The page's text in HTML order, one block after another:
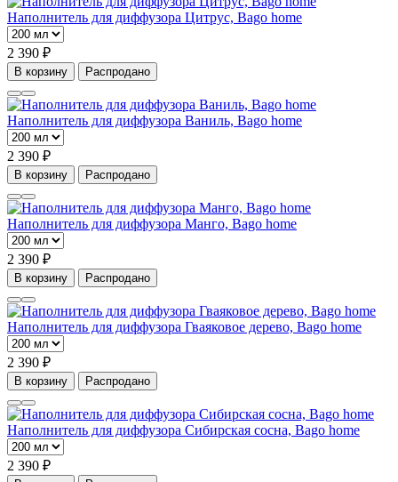
Наполнитель для диффузора Цитрус, Bago home
2 390 ₽
В корзину Распродано
Наполнитель для диффузора Ваниль, Bago home
2 390 ₽
В корзину Распродано
Наполнитель для диффузора Манго, Bago home
2 390 ₽
В корзину Распродано
Наполнитель для диффузора Гваяковое дерево, Bago home
2 390 ₽
В корзину Распродано
Наполнитель для диффузора Сибирская сосна, Bago home
2 390 ₽